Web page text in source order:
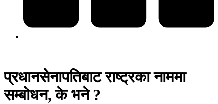
प्रधानसेनापतिबाट राष्ट्रका नाममा
सम्बोधन, के भने ?